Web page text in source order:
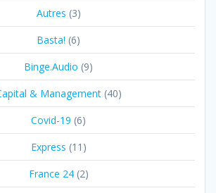
Autres (3)
Basta! (6)
Binge.Audio (9)
& Management(40)
Covid-19 (6)
Express (11)
France 24(2)